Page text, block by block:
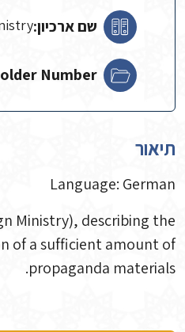
שם ארכיון:
Number:
תיאור
Language: German
Ministry), describing the
of a sufficient amount of
propaganda materials.